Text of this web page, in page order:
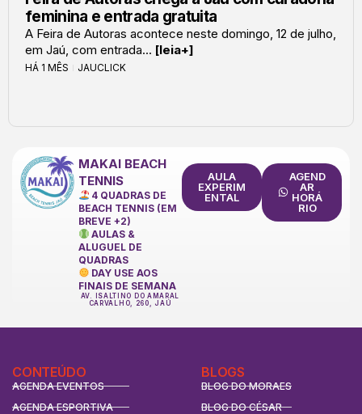
feminina e entrada gratuita
A Feira de Autoras acontece neste domingo, 12 de julho,
em Jaú, com entrada... [leia+]
HÁ 1 MÊS JAUCLICK
MAKAI BEACH
TENNIS
4 QUADRAS DE
BEACH TENNIS (EM
BREVE +2)
AULAS &
ALUGUEL DE
QUADRAS
DAY USE AOS
FINAIS DE SEMANA
AV. ISALTINO DO AMARAL
CARVALHO, 260, JAÚ
AULA
EXPERIM
ENTAL
AGEND
AR
HORÁ
RIO
CONTEÚDO
AGENDA EVENTOS
AGENDA ESPORTIVA
BLOGS
BLOG DO MORAES
BLOG DO CÉSAR